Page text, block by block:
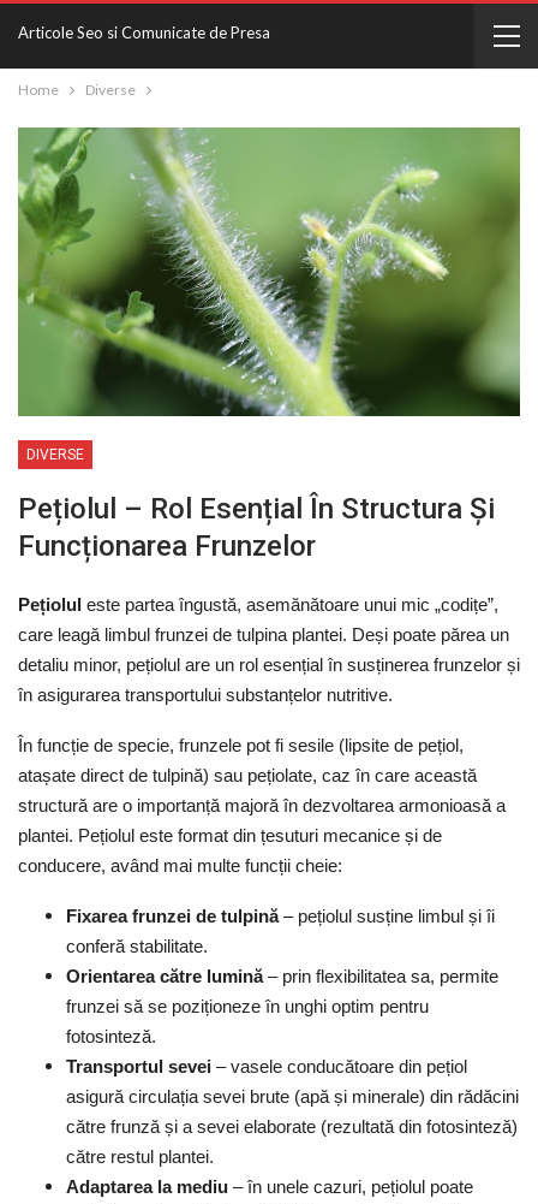
Articole Seo si Comunicate de Presa
Home Diverse
DIVERSE
Pețiolul – Rol Esențial În Structura Și
Funcționarea Frunzelor
Pețiolul este partea îngustă, asemănătoare unui mic „codițe”,
care leagă limbul frunzei de tulpina plantei. Deși poate părea un
detaliu minor, pețiolul are un rol esențial în susținerea frunzelor și
în asigurarea transportului substanțelor nutritive.
În funcție de specie, frunzele pot fi sesile (lipsite de pețiol,
atașate direct de tulpină) sau pețiolate, caz în care această
structură are o importanță majoră în dezvoltarea armonioasă a
plantei. Pețiolul este format din țesuturi mecanice și de
conducere, având mai multe funcții cheie:
Fixarea frunzei de tulpină– pețiolul susține limbul și îi
conferă stabilitate.
Orientarea către lumină– prin flexibilitatea sa, permite
frunzei să se poziționeze în unghi optim pentru
fotosinteză.
Transportul sevei – vasele conducătoare din pețiol
asigură circulația sevei brute (apă și minerale) din rădăcini
către frunză și a sevei elaborate (rezultată din fotosinteză)
către restul plantei.
Adaptarea la mediu – în unele cazuri, pețiolul poate